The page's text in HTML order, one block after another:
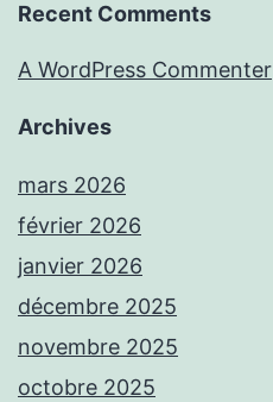
Recent Comments
A WordPress Commenter
Archives
mars 2026
février 2026
janvier 2026
décembre 2025
novembre 2025
octobre 2025